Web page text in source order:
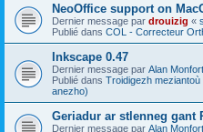
NeoOffice support on
Dernier message par drouizig «
Publié dans COL - Correcteur
Inkscape 0.47
Dernier message par Alan Monfort
Publié dans Troidigezh
anezho)
Geriadur ar stlenneg gant
Dernier message par Alan Monfort